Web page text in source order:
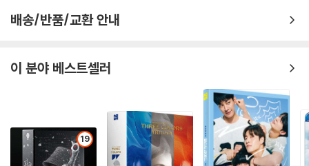
배송/반품/교환 안내
이 분야 베스트셀러
19